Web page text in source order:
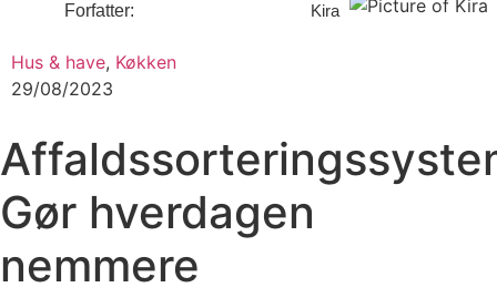
Kira
Hus & have, Køkken
29/08/2023
Gør hverdagen
nemmere